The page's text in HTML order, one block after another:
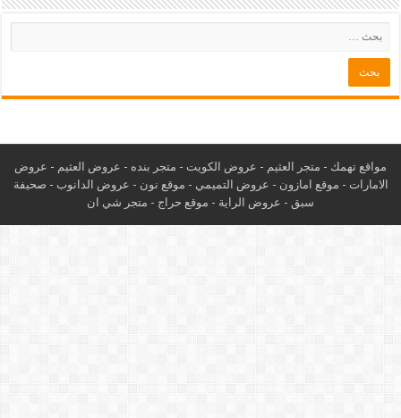
مواقع تهمك - متجر العثيم - عروض الكويت - متجر بنده - عروض العثيم - عروض
الامارات - موقع امازون - عروض التميمي - موقع نون - عروض الدانوب - صحيفة
سبق - عروض الراية - موقع حراج - متجر شي ان